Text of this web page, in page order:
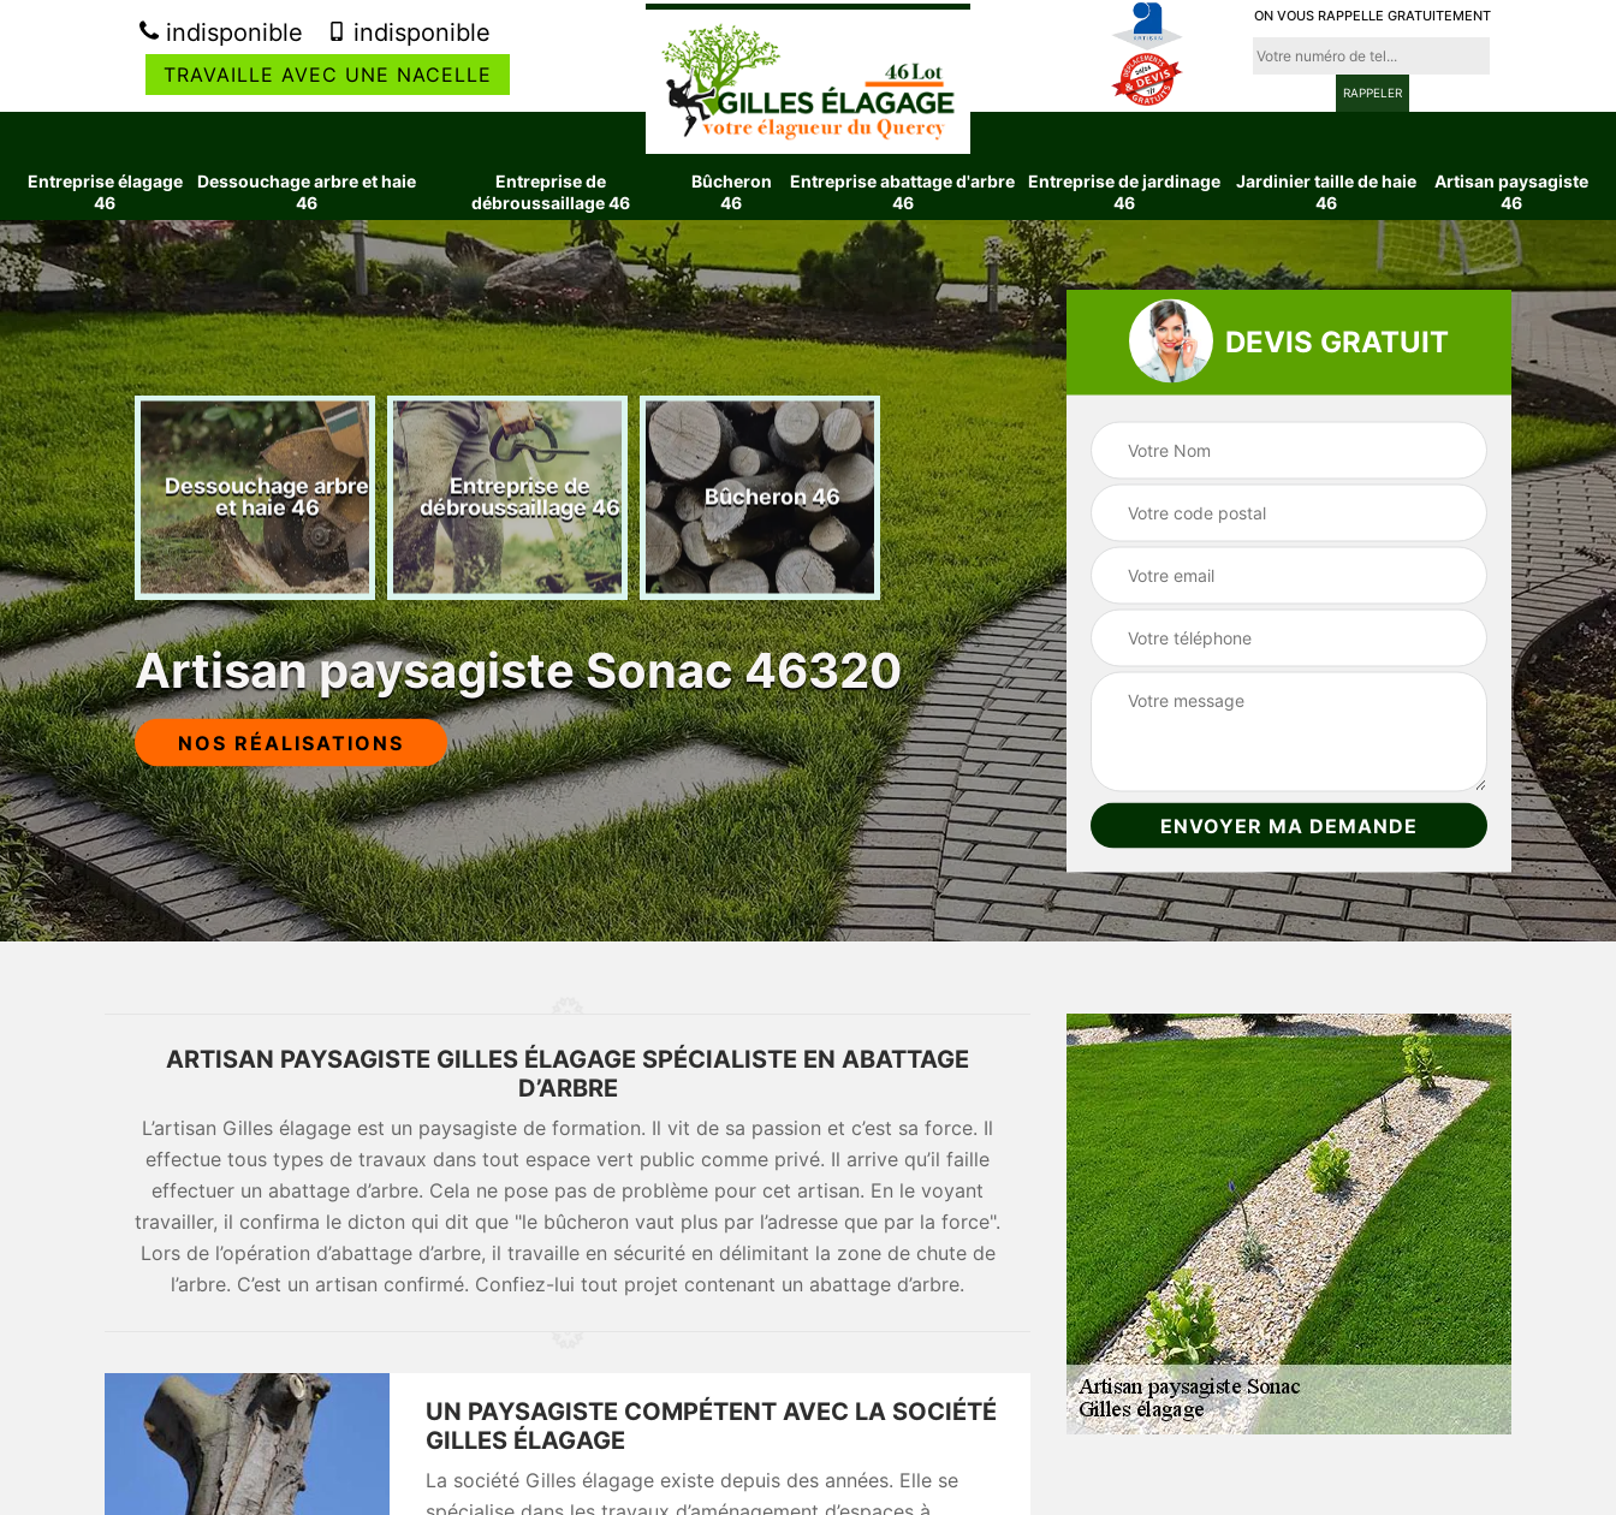
indisponible indisponible
TRAVAILLE AVEC UNE NACELLE
ON VOUS RAPPELLE GRATUITEMENT
Entreprise élagage
46
Dessouchage arbre et haie
46
Entreprise de
débroussaillage 46
Bûcheron
46
Entreprise abattage d'arbre
46
Entreprise de jardinage
46
Jardinier taille de haie
46
Artisan paysagiste
46
élagage
46
Dessouchage arbre
et haie 46
Entreprise de
débroussaillage 46
Bûcheron 46
Entreprise abattage
d'arbre 46
Entreprise de
jardinage 46
Jardinier taille
haie 46
Artisan paysagiste Sonac 46320
NOS RÉALISATIONS
DEVIS GRATUIT
ARTISAN PAYSAGISTE GILLES ÉLAGAGE SPÉCIALISTE EN ABATTAGE
D’ARBRE
L’artisan Gilles élagage est un paysagiste de formation. Il vit de sa passion et c’est sa force. Il
effectue tous types de travaux dans tout espace vert public comme privé. Il arrive qu’il faille
effectuer un abattage d’arbre. Cela ne pose pas de problème pour cet artisan. En le voyant
travailler, il confirma le dicton qui dit que "le bûcheron vaut plus par l’adresse que par la force".
Lors de l’opération d’abattage d’arbre, il travaille en sécurité en délimitant la zone de chute de
l’arbre. C’est un artisan confirmé. Confiez-lui tout projet contenant un abattage d’arbre.
UN PAYSAGISTE COMPÉTENT AVEC LA SOCIÉTÉ
GILLES ÉLAGAGE
La société Gilles élagage existe depuis des années. Elle se